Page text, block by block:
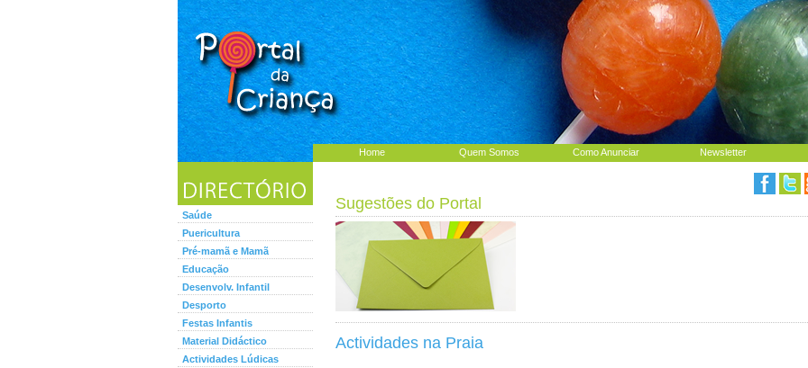
Home Quem Somos Como Anunciar Newsletter
Saúde
Puericultura
Pré-mamã e Mamã
Educação
Desenvolv. Infantil
Desporto
Festas Infantis
Material Didáctico
Actividades Lúdicas
Sugestões do Portal
Actividades na Praia